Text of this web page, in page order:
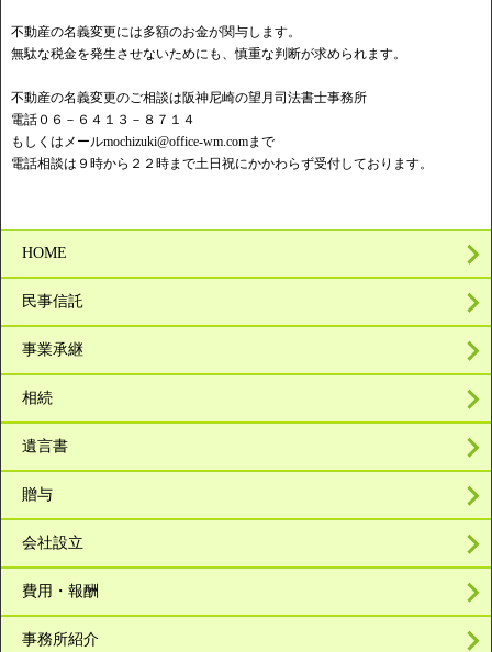
不動産の名義変更には多額のお金が関与します。
無駄な税金を発生させないためにも、慎重な判断が求められます。
不動産の名義変更のご相談は阪神尼崎の望月司法書士事務所
電話０６－６４１３－８７１４
もしくはメールmochizuki@office-wm.comまで
電話相談は９時から２２時まで土日祝にかかわらず受付しております。
HOME
民事信託
事業承継
相続
遺言書
贈与
会社設立
費用・報酬
事務所紹介